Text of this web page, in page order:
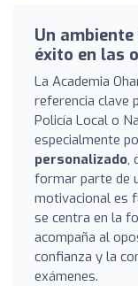
Un
éxito en las
La Academia
referencia clave
Policía Local o
especialmente
personalizado,
formar parte de
motivacional es
se centra en la
acompaña al
confianza y la
exámenes.